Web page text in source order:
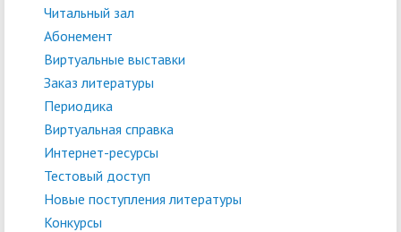
Читальный зал
Абонемент
Виртуальные выставки
Заказ литературы
Периодика
Виртуальная справка
Интернет-ресурсы
Тестовый доступ
Новые поступления литературы
Конкурсы